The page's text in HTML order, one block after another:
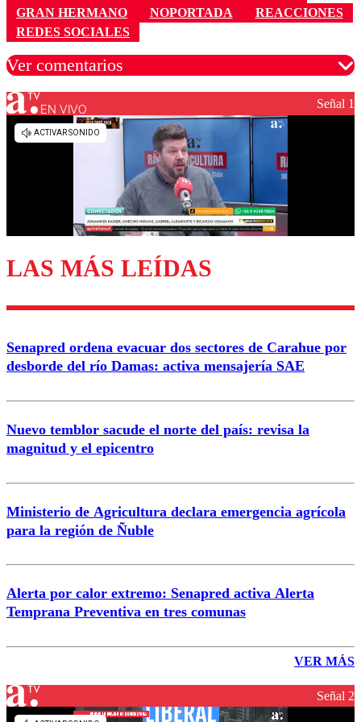
GRAN HERMANO NOPORTADA
REACCIONES
REDES SOCIALES
Ver comentarios
Los comentarios son moderados para garantizar un
diálogo respetuoso.
Enviar comentario
EN VIVO Señal 1
LAS MÁS LEÍDAS
Senapred ordena evacuar dos sectores de Carahue por
desborde del río Damas: activa mensajería SAE
Nuevo temblor sacude el norte del país: revisa la
magnitud y el epicentro
Ministerio de Agricultura declara emergencia agrícola
para la región de Ñuble
Alerta por calor extremo: Senapred activa Alerta
Temprana Preventiva en tres comunas
VER MÁS
Señal 2